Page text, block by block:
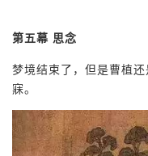
第五幕 思念
梦境结束了，但是曹植
寐。